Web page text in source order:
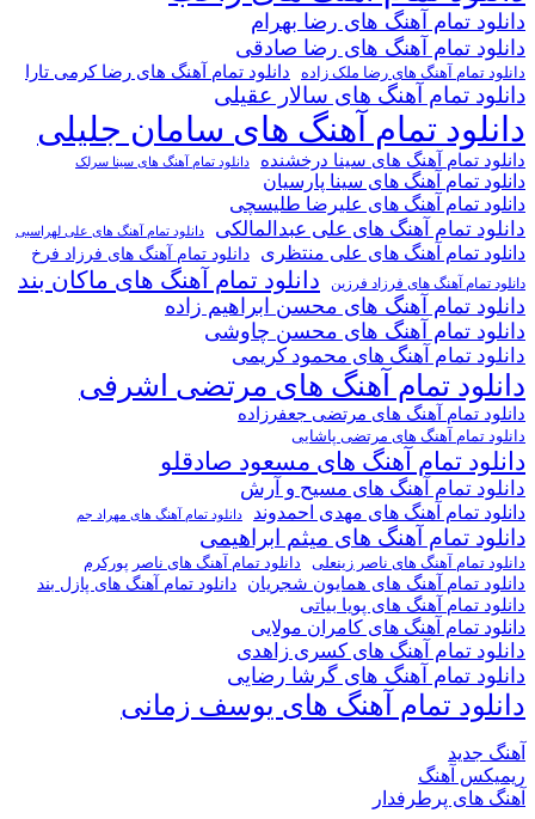
دانلود تمام آهنگ های رضا بهرام
دانلود تمام آهنگ های رضا صادقی
دانلود تمام آهنگ های رضا ملک زاده دانلود تمام آهنگ های رضا کرمی تارا
دانلود تمام آهنگ های سالار عقیلی
دانلود تمام آهنگ های سامان جلیلی
دانلود تمام آهنگ های سینا درخشنده دانلود تمام آهنگ های سینا سرلک
دانلود تمام آهنگ های سینا پارسیان
دانلود تمام آهنگ های علیرضا طلیسچی
دانلود تمام آهنگ های علی عبدالمالکی دانلود تمام آهنگ های علی لهراسبی
دانلود تمام آهنگ های علی منتظری دانلود تمام آهنگ های فرزاد فرخ
دانلود تمام آهنگ های فرزاد فرزین دانلود تمام آهنگ های ماکان بند
دانلود تمام آهنگ های محسن ابراهیم زاده
دانلود تمام آهنگ های محسن چاوشی
دانلود تمام آهنگ های محمود کریمی
دانلود تمام آهنگ های مرتضی اشرفی
دانلود تمام آهنگ های مرتضی جعفرزاده
دانلود تمام آهنگ های مرتضی پاشایی
دانلود تمام آهنگ های مسعود صادقلو
دانلود تمام آهنگ های مسیح و آرش
دانلود تمام آهنگ های مهدی احمدوند دانلود تمام آهنگ های مهراد جم
دانلود تمام آهنگ های میثم ابراهیمی
دانلود تمام آهنگ های ناصر زینعلی دانلود تمام آهنگ های ناصر پورکرم
دانلود تمام آهنگ های همایون شجریان دانلود تمام آهنگ های پازل بند
دانلود تمام آهنگ های پویا بیاتی
دانلود تمام آهنگ های کامران مولایی
دانلود تمام آهنگ های کسری زاهدی
دانلود تمام آهنگ های گرشا رضایی
دانلود تمام آهنگ های یوسف زمانی
آهنگ جدید
ریمیکس آهنگ
آهنگ های پرطرفدار